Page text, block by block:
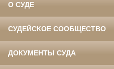
О СУДЕ
СУДЕЙСКОЕ СООБЩЕСТВО
ДОКУМЕНТЫ СУДА